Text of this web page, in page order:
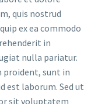
quis nostrud
ex ea commodo
in
nulla pariatur.
proident, sunt in
est laborum. Sed ut
sit voluptatem